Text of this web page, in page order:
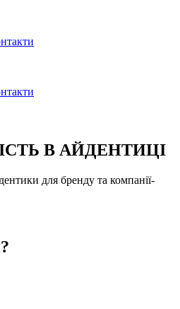
В АЙДЕНТИЦІ
для бренду та компанії-